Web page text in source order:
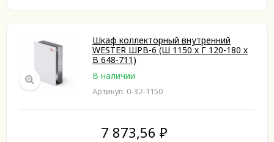
Шкаф коллекторный внутренний
WESTER ШРВ-6 (Ш 1150 х Г 120-180 х
В 648-711)
В наличии
Артикул: 0-32-1150
7 873,56 ₽